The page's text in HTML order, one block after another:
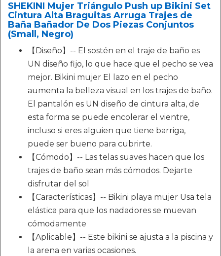
SHEKINI Mujer Triángulo Push up Bikini Set
Cintura Alta Braguitas Arruga Trajes de
Baña Bañador De Dos Piezas Conjuntos
(Small, Negro)
【Diseño】-- El sostén en el traje de baño es
UN diseño fijo, lo que hace que el pecho se vea
mejor. Bikini mujer El lazo en el pecho
aumenta la belleza visual en los trajes de baño.
El pantalón es UN diseño de cintura alta, de
esta forma se puede encolerar el vientre,
incluso si eres alguien que tiene barriga,
puede ser bueno para cubrirte.
【Cómodo】-- Las telas suaves hacen que los
trajes de baño sean más cómodos. Dejarte
disfrutar del sol
【Características】-- Bikini playa mujer Usa tela
elástica para que los nadadores se muevan
cómodamente
【Aplicable】-- Este bikini se ajusta a la piscina y
la arena en varias ocasiones.